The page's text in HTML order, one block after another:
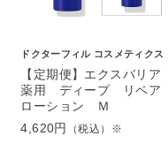
ドクターフィル コスメティクス
【定期便】エクスバリア
薬用 ディープ リペア
ローション Ｍ
4,620円
（税込）※